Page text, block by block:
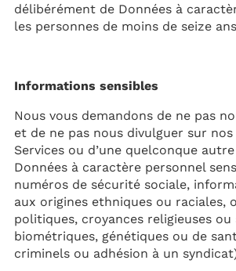
délibérément de Données à
les personnes de moins de seize
Informations sensibles
Nous vous demandons de ne pas
et de ne pas nous divulguer sur nos
Services ou d’une quelconque
Données à caractère personnel
numéros de sécurité sociale,
aux origines ethniques ou raciales,
politiques, croyances religieuses ou
biométriques, génétiques ou de
criminels ou adhésion à un